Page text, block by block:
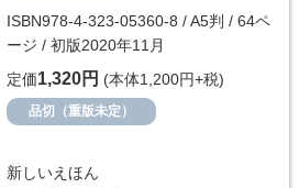
ISBN978-4-323-05360-8 / A5判 / 64ペ
ージ / 初版2020年11月
定価1,320円 (本体1,200円+税)
品切（重版未定）
新しいえほん